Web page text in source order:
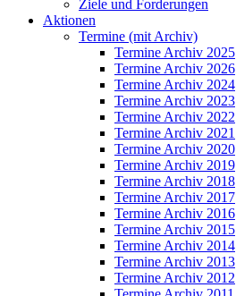
Ziele und Forderungen
Aktionen
Termine (mit Archiv)
Termine Archiv 2025
Termine Archiv 2026
Termine Archiv 2024
Termine Archiv 2023
Termine Archiv 2022
Termine Archiv 2021
Termine Archiv 2020
Termine Archiv 2019
Termine Archiv 2018
Termine Archiv 2017
Termine Archiv 2016
Termine Archiv 2015
Termine Archiv 2014
Termine Archiv 2013
Termine Archiv 2012